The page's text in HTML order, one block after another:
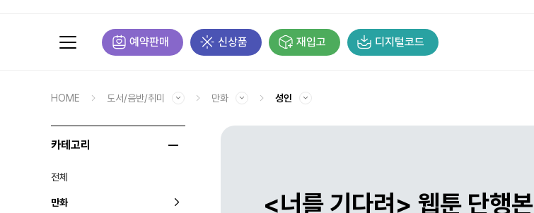
예약판매 신상품 재입고 디지털코드
HOME 도서/음반/취미 만화 성인
카테고리
전체
만화
<너를 기다려> 웹툰 단행본